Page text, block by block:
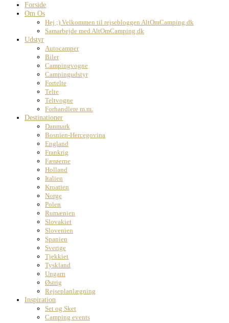
Forside
Om Os
Hej ;) Velkommen til rejsebloggen AltOmCamping.dk
Samarbejde med AltOmCamping.dk
Udstyr
Autocamper
Biler
Campingvogne
Campingudstyr
Fortelte
Telte
Teltvogne
Forhandlere m.m.
Destinationer
Danmark
Bosnien-Hercegovina
England
Frankrig
Færøerne
Holland
Italien
Kroatien
Norge
Polen
Rumænien
Slovakiet
Slovenien
Spanien
Sverige
Tjekkiet
Tyskland
Ungarn
Østrig
Rejseplanlægning
Inspiration
Set og Sket
Camping events